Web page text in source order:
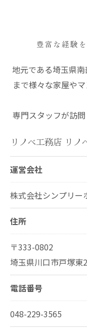
豊富な経験
地元である埼玉県
まで様々な家屋や
専門スタッフが訪問
リノベ工務店 リノ
運営会社
株式会社シンプリー
住所
〒333-0802
埼玉県川口市戸塚東
電話番号
048-229-3565